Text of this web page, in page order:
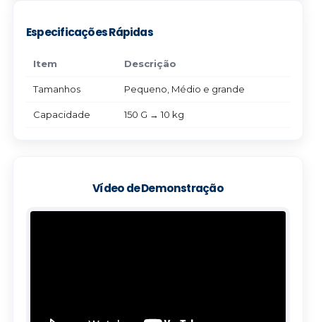
Especificações Rápidas
Item Descrição
Tamanhos Pequeno, Médio e grande
Capacidade 150 G → 10 kg
Vídeo de Demonstração